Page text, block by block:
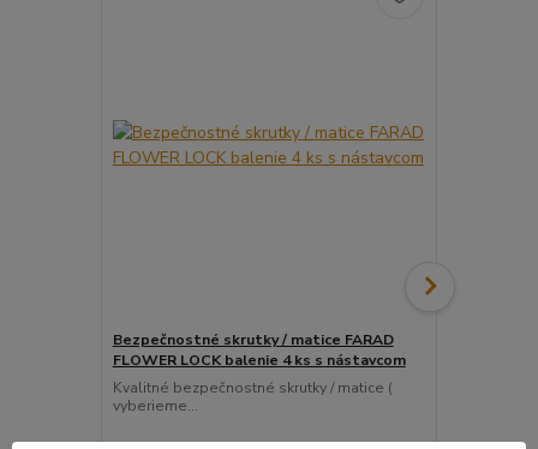
Bezpečnostné skrutky / matice FARAD
FLOWER LOCK balenie 4 ks s nástavcom
Kvalitné bezpečnostné skrutky / matice (
vyberieme...